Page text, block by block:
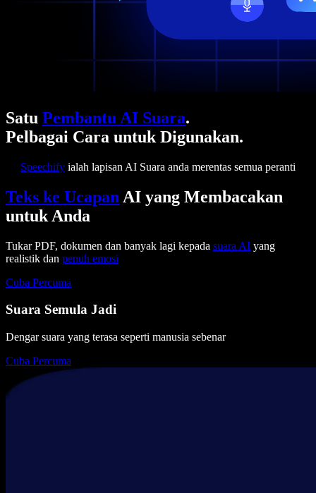
Satu Pembantu AI Suara.
Pelbagai Cara untuk Digunakan.
Speechify ialah lapisan AI Suara anda merentas semua peranti
Teks ke Ucapan AI yang Membacakan
untuk Anda
Tukar PDF, dokumen dan banyak lagi kepada suara AI yang
realistik dan penuh emosi
Cuba Percuma
Suara Semula Jadi
Dengar suara yang terasa seperti manusia sebenar
Cuba Percuma